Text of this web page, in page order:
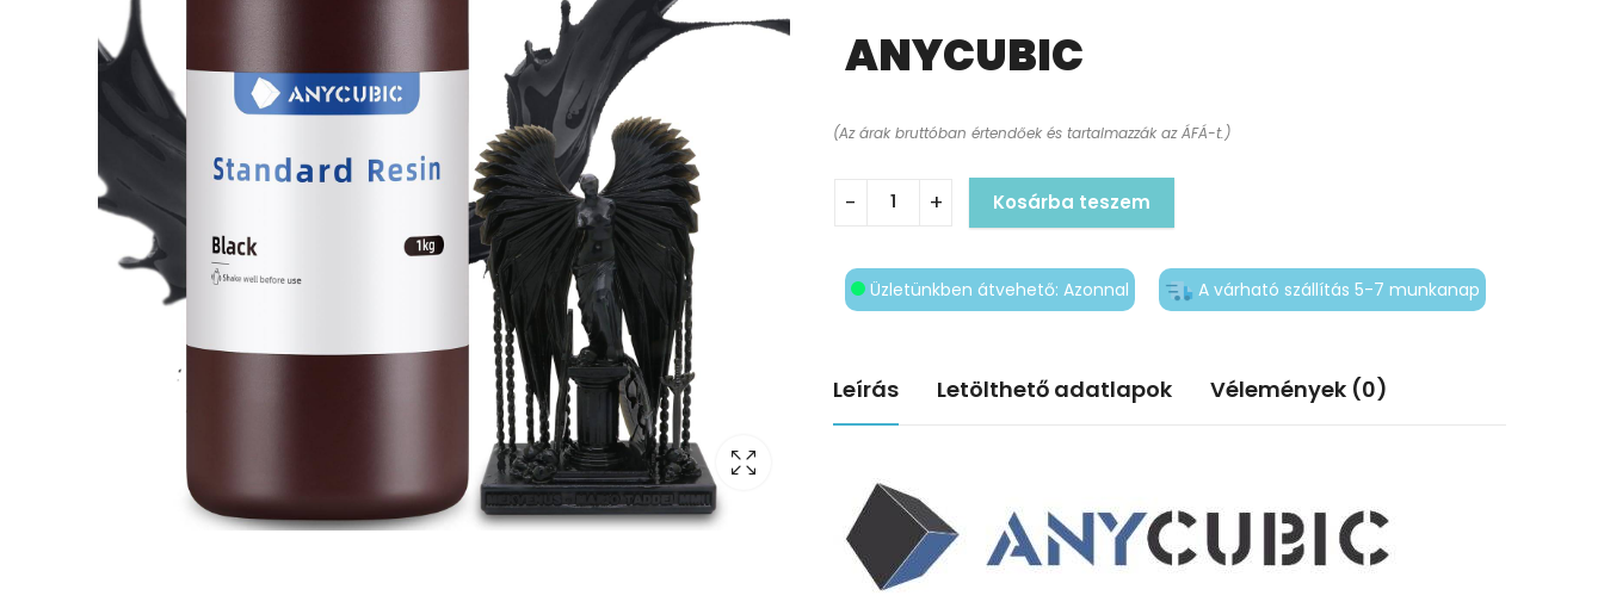
ANYCUBIC
(Az árak bruttóban értendőek és tartalmazzák az ÁFÁ-t.)
Kosárba teszem
Üzletünkben átvehető: Azonnal A várható szállítás 5-7 munkanap
Leírás Letölthető adatlapok Vélemények (0)